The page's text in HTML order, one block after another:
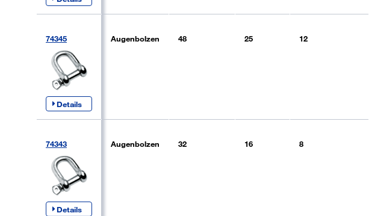
74345
Details
Augenbolzen 48 25 12
74343
Details
Augenbolzen 32 16 8